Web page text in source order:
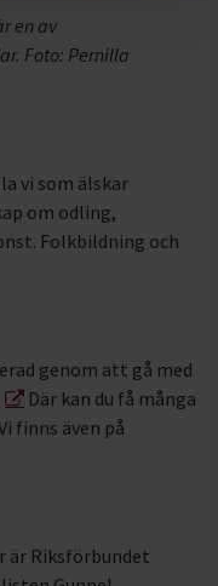
en av
Foto: Pernilla
vi som älskar
om odling,
Folkbildning och
genom att gå med
Där kan du få många
finns även på
är Riksförbundet